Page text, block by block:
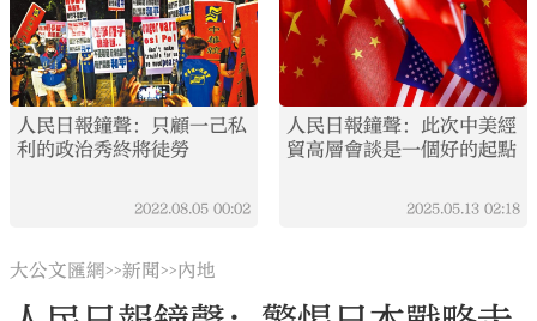
人民日報鐘聲：只顧一己私
利的政治秀終將徒勞
2022.08.05 00:02
人民日報鐘聲：此次中美經
貿高層會談是一個好的起點
2025.05.13 02:18
大公文匯網>>新聞>>內地